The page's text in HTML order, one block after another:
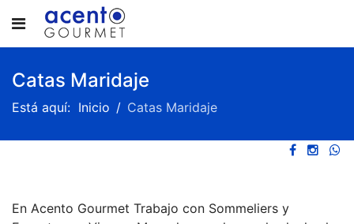
Catas Maridaje
Está aquí: Inicio Catas Maridaje
En Acento Gourmet Trabajo con Sommeliers y